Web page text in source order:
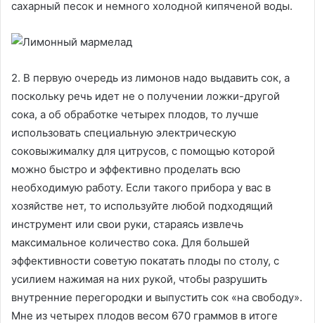
сахарный песок и немного холодной кипяченой воды.
2. В первую очередь из лимонов надо выдавить сок, а
поскольку речь идет не о получении ложки-другой
сока, а об обработке четырех плодов, то лучше
использовать специальную электрическую
соковыжималку для цитрусов, с помощью которой
можно быстро и эффективно проделать всю
необходимую работу. Если такого прибора у вас в
хозяйстве нет, то используйте любой подходящий
инструмент или свои руки, стараясь извлечь
максимальное количество сока. Для большей
эффективности советую покатать плоды по столу, с
усилием нажимая на них рукой, чтобы разрушить
внутренние перегородки и выпустить сок «на свободу».
Мне из четырех плодов весом 670 граммов в итоге